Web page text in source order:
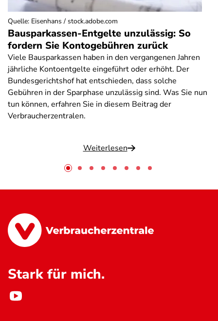
Bausparkassen-Entgelte unzulässig: So
fordern Sie Kontogebühren zurück
Viele Bausparkassen haben in den vergangenen Jahren
jährliche Kontoentgelte eingeführt oder erhöht. Der
Bundesgerichtshof hat entschieden, dass solche
Gebühren in der Sparphase unzulässig sind. Was Sie nun
tun können, erfahren Sie in diesem Beitrag der
Verbraucherzentralen.
Weiterlesen
Quelle: Eisenhans / stock.adobe.com
Stark für mich.